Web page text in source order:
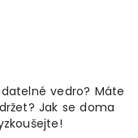
vedro? Máte
Jak se doma